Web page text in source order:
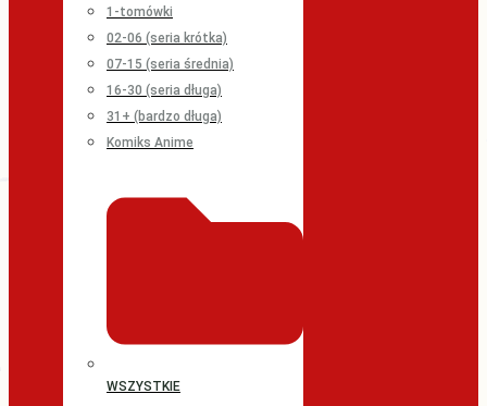
1-tomówki
02-06 (seria krótka)
07-15 (seria średnia)
16-30 (seria długa)
31+ (bardzo długa)
Komiks Anime
WSZYSTKIE